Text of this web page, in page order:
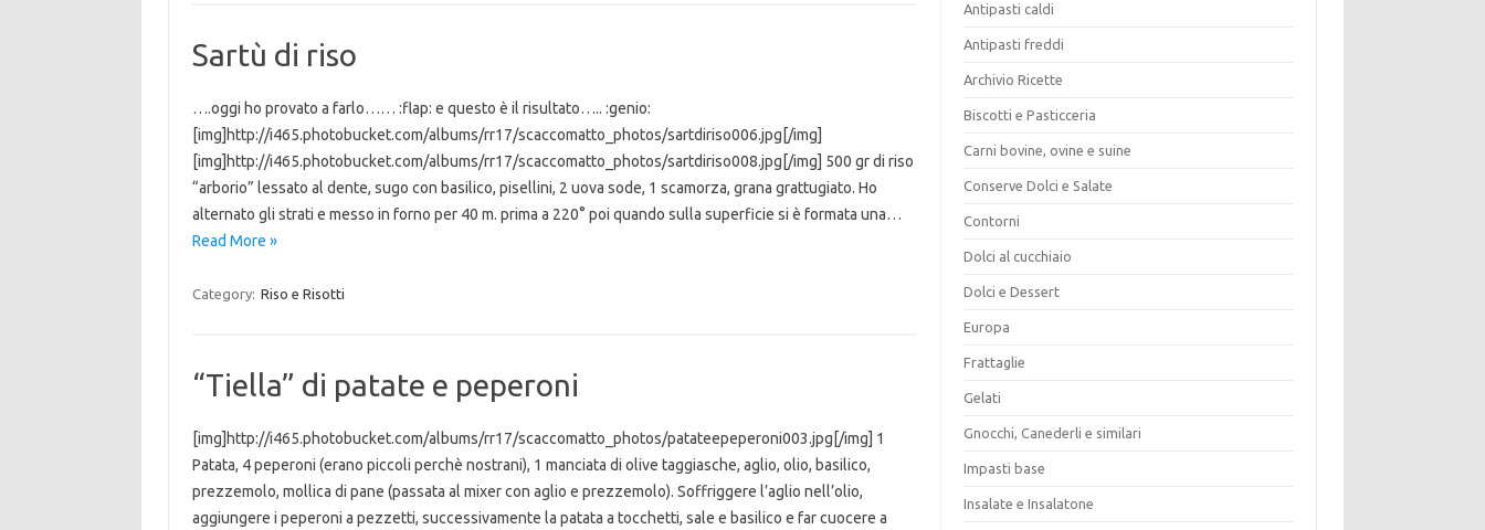
Sartù di riso
….oggi ho provato a farlo…… :flap: e questo è il risultato….. :genio:
[img]http://i465.photobucket.com/albums/rr17/scaccomatto_photos/sartdiriso006.jpg[/img]
[img]http://i465.photobucket.com/albums/rr17/scaccomatto_photos/sartdiriso008.jpg[/img] 500 gr di riso
“arborio” lessato al dente, sugo con basilico, pisellini, 2 uova sode, 1 scamorza, grana grattugiato. Ho
alternato gli strati e messo in forno per 40 m. prima a 220° poi quando sulla superficie si è formata una…
Read More »
Category: Riso e Risotti
“Tiella” di patate e peperoni
[img]http://i465.photobucket.com/albums/rr17/scaccomatto_photos/patateepeperoni003.jpg[/img] 1
Patata, 4 peperoni (erano piccoli perchè nostrani), 1 manciata di olive taggiasche, aglio, olio, basilico,
prezzemolo, mollica di pane (passata al mixer con aglio e prezzemolo). Soffriggere l’aglio nell’olio,
aggiungere i peperoni a pezzetti, successivamente la patata a tocchetti, sale e basilico e far cuocere a
Antipasti caldi
Antipasti freddi
Archivio Ricette
Biscotti e Pasticceria
Carni bovine, ovine e suine
Conserve Dolci e Salate
Contorni
Dolci al cucchiaio
Dolci e Dessert
Europa
Frattaglie
Gelati
Gnocchi, Canederli e similari
Impasti base
Insalate e Insalatone